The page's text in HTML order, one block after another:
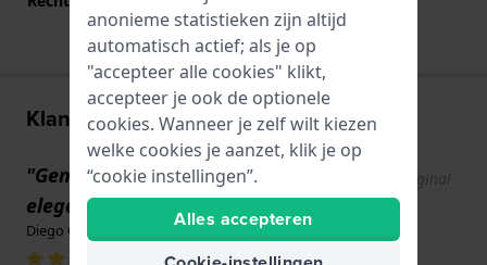
Klantenreviews
"Gemakkelijk te lezen, modern en
elegant"
Show original
text
Diego Guerra Campo · 2 februari 2026
anonieme statistieken zijn altijd
automatisch actief; als je op
"accepteer alle cookies" klikt,
accepteer je ook de optionele
cookies. Wanneer je zelf wilt kiezen
welke cookies je aanzet, klik je op
“cookie instellingen”.
Alles accepteren